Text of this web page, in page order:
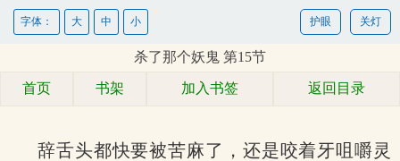
关灯
护眼
字体： 大 中 小
杀了那个妖鬼 第15节
首页 书架 加入书签 返回目录
辞舌头都快要被苦麻了，还是咬着牙咀嚼灵